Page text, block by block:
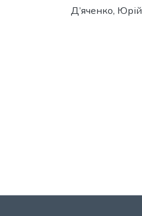
Д’яченко, Юрій